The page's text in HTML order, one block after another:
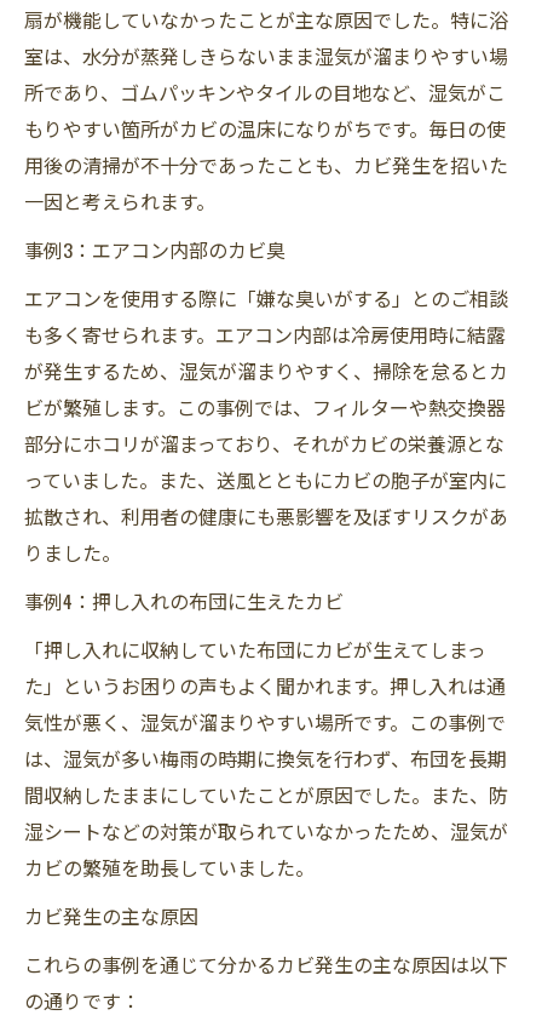
扇が機能していなかったことが主な原因でした。特に浴
室は、水分が蒸発しきらないまま湿気が溜まりやすい場
所であり、ゴムパッキンやタイルの目地など、湿気がこ
もりやすい箇所がカビの温床になりがちです。毎日の使
用後の清掃が不十分であったことも、カビ発生を招いた
一因と考えられます。
事例3：エアコン内部のカビ臭
エアコンを使用する際に「嫌な臭いがする」とのご相談
も多く寄せられます。エアコン内部は冷房使用時に結露
が発生するため、湿気が溜まりやすく、掃除を怠るとカ
ビが繁殖します。この事例では、フィルターや熱交換器
部分にホコリが溜まっており、それがカビの栄養源とな
っていました。また、送風とともにカビの胞子が室内に
拡散され、利用者の健康にも悪影響を及ぼすリスクがあ
りました。
事例4：押し入れの布団に生えたカビ
「押し入れに収納していた布団にカビが生えてしまっ
た」というお困りの声もよく聞かれます。押し入れは通
気性が悪く、湿気が溜まりやすい場所です。この事例で
は、湿気が多い梅雨の時期に換気を行わず、布団を長期
間収納したままにしていたことが原因でした。また、防
湿シートなどの対策が取られていなかったため、湿気が
カビの繁殖を助長していました。
カビ発生の主な原因
これらの事例を通じて分かるカビ発生の主な原因は以下
の通りです：